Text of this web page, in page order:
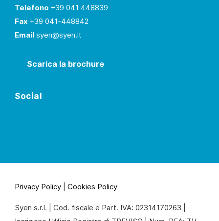
Telefono +39 041 448839
Fax +39 041-448842
Emailsyen@syen.it
Scarica la brochure
Social
Privacy Policy Cookies Policy
Syen s.r.l. | Cod. fiscale e Part. IVA: 02314170263 |